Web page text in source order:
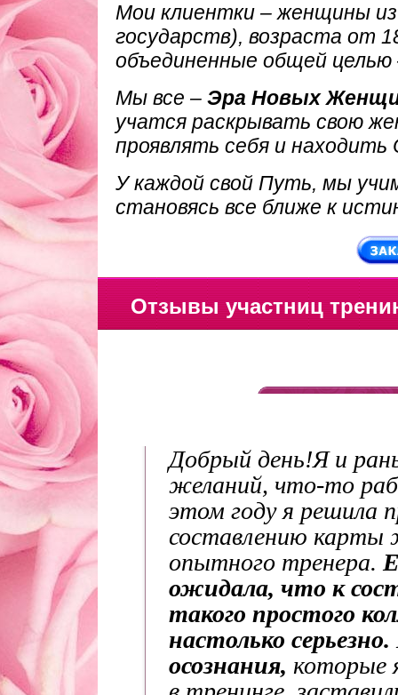
Мои клиентки – женщины
государств), возраста от
объединенные общей
Мы все – Эра Новых
учатся раскрывать свою
проявлять себя и находить
У каждой свой Путь, мы
становясь все ближе к
Отзывы участниц
Добрый день!Я и
желаний, что-то
этом году я решила
составлению карты
опытного тренера.
ожидала, что к
такого простого
настолько серьезно.
осознания, которые